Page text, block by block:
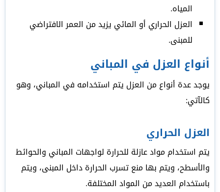
المياه.
العزل الحراري أو المائي يزيد من العمر الافتراضي
للمبنى.
أنواع العزل في المباني
يوجد عدة أنواع من العزل يتم استخدامه في المباني، وهو
كالآتي:
العزل الحراري
يتم استخدام مواد عازلة للحرارة لواجهات المباني والحوائط
والأسطح، ويتم بها منع تسرب الحرارة داخل المبنى، ويتم
باستخدام العديد من المواد المختلفة.